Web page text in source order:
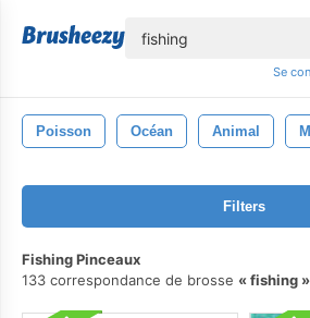
Se
Poisson Océan Animal
Filters
Fishing Pinceaux
133 correspondance de brosse
fishing